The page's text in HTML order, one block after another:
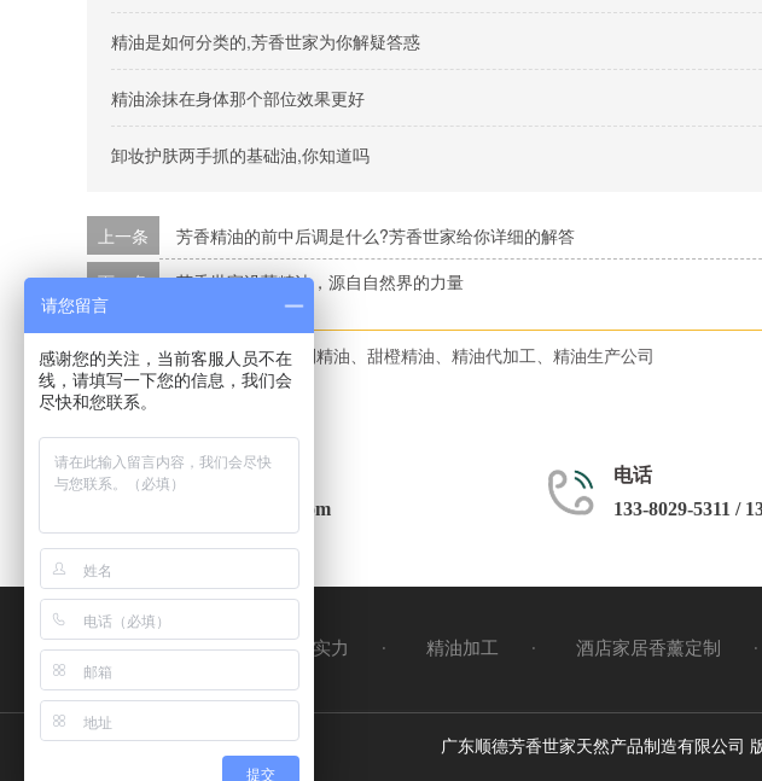
精油是如何分类的,芳香世家为你解疑答惑
精油涂抹在身体那个部位效果更好
卸妆护肤两手抓的基础油,你知道吗
上一条
芳香精油的前中后调是什么?芳香世家给你详细的解答
下一条 芳香世家没药精油，源自自然界的力量
本文标签： 芳香世家、尤加利精油、甜橙精油、精油代加工、精油生产公司
邮箱
CS2@f-chicard.com
电话
133-8029-5311 /
关于我们 OEM加工实力 精油加工 酒店家居香薰定制
广东顺德芳香世家天然产品制造有限公司
请您留言
感谢您的关注，当前客服人员不在
线，请填写一下您的信息，我们会
尽快和您联系。
提交